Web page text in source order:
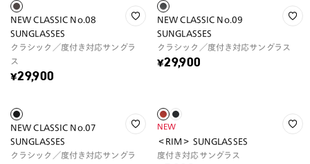
NEW CLASSIC No.08
SUNGLASSES
クラシック／度付き対応サングラ
ス
¥29,900
NEW CLASSIC No.09
SUNGLASSES
クラシック／度付き対応サングラス
¥29,900
NEW CLASSIC No.07
SUNGLASSES
クラシック／度付き対応サングラ
NEW
＜RIM＞ SUNGLASSES
度付き対応サングラス